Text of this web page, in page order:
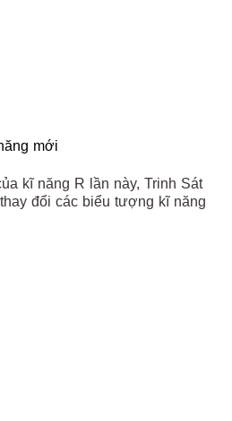
mới
kĩ năng R lần này, Trinh Sát
đổi các biểu tượng kĩ năng